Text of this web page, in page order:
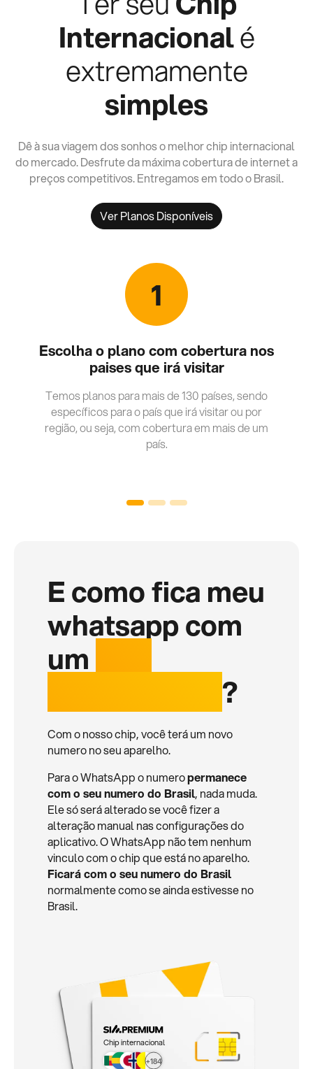
Internacionalé
extremamente
simples
Dê à sua viagem dos sonhos o melhor chip internacional
do mercado. Desfrute da máxima cobertura de internet a
preços competitivos. Entregamos em todo o Brasil.
Ver Planos Disponíveis
1
Escolha o plano com cobertura nos
paises que irá visitar
Temos planos para mais de 130 países, sendo
específicos para o país que irá visitar ou por
região, ou seja, com cobertura em mais de um
país.
E como fica meu
whatsapp com
um
?
Com o nosso chip, você terá um novo
numero no seu aparelho.
Para o WhatsApp o numeropermanece
com o seu numero do Brasil, nada muda.
Ele só será alterado se você fizer a
alteração manual nas configurações do
aplicativo. O WhatsApp não tem nenhum
vinculo com o chip que está no aparelho.
Ficará com o seu numero do Brasil
normalmente como se ainda estivesse no
Brasil.
Chip internacional
+184